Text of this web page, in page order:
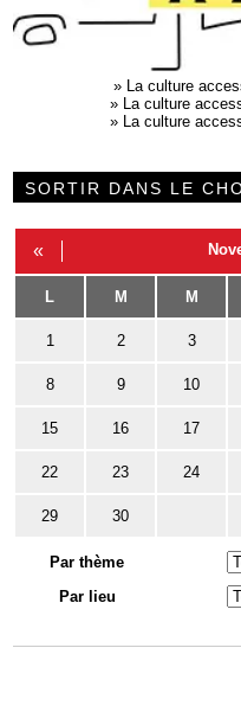
»
La culture
»
La culture
»
La culture
SORTIR DANS LE
«
L M M
1 2 3
8 9 10
15 16 17
22 23 24
29 30
Par thème
Par lieu